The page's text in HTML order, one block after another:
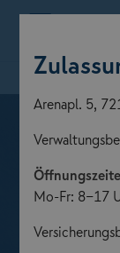
Arenapl. 5,
Mo-Fr: 8-17